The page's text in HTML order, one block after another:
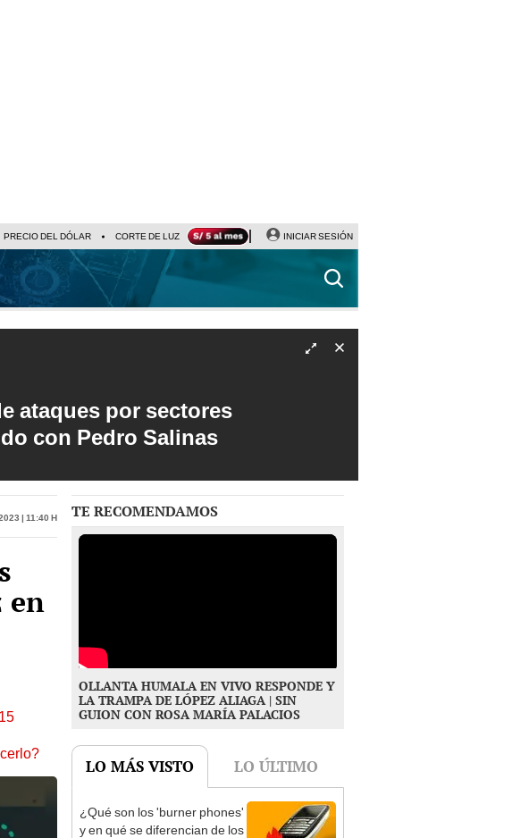
PRECIO DEL DÓLAR CORTE DE LUZ VIERNES 7 DE AGOSTO ALBERTO BENAVIDES
INICIAR SESIÓN
ataques por sectores
con Pedro Salinas
| 11:40 h
en
TE RECOMENDAMOS
OLLANTA HUMALA EN VIVO RESPONDE Y
LA TRAMPA DE LÓPEZ ALIAGA | SIN
GUION CON ROSA MARÍA PALACIOS
LO MÁS VISTO LO ÚLTIMO
¿Qué son los 'burner phones'
y en qué se diferencian de los